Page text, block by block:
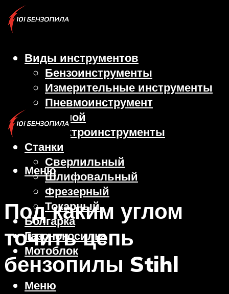
Виды инструментов
Бензоинструменты
Измерительные инструменты
Пневмоинструмент
Ручной
Электроинструменты
Станки
Сверлильный
Шлифовальный
Фрезерный
Токарный
Болгарка
Газонокосилка
Мотоблок
Меню
Меню
Под каким углом
точить цепь
бензопилы Stihl